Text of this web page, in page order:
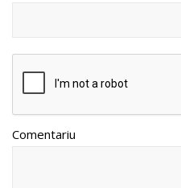
Comentariu